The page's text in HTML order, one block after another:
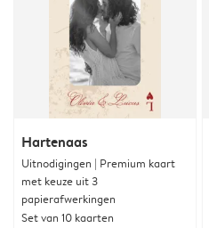
Hartenaas
Uitnodigingen | Premium kaart
met keuze uit 3
papierafwerkingen
Set van 10 kaarten